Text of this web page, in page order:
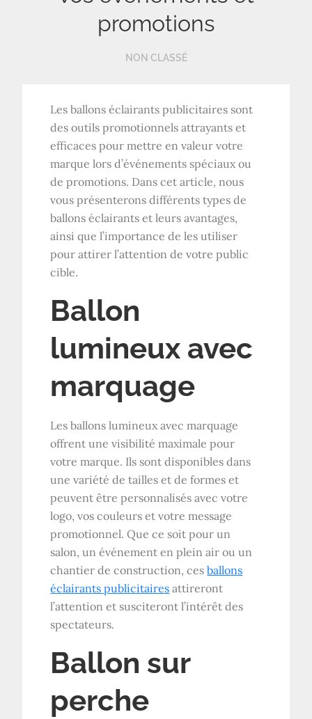
promotions
NON CLASSÉ
Les ballons éclairants publicitaires sont
des outils promotionnels attrayants et
efficaces pour mettre en valeur votre
marque lors d’événements spéciaux ou
de promotions. Dans cet article, nous
vous présenterons différents types de
ballons éclairants et leurs avantages,
ainsi que l’importance de les utiliser
pour attirer l’attention de votre public
cible.
Ballon
lumineux avec
marquage
Les ballons lumineux avec marquage
offrent une visibilité maximale pour
votre marque. Ils sont disponibles dans
une variété de tailles et de formes et
peuvent être personnalisés avec votre
logo, vos couleurs et votre message
promotionnel. Que ce soit pour un
salon, un événement en plein air ou un
chantier de construction, cesballons
éclairants publicitaires attireront
l’attention et susciteront l’intérêt des
spectateurs.
Ballon sur
perche